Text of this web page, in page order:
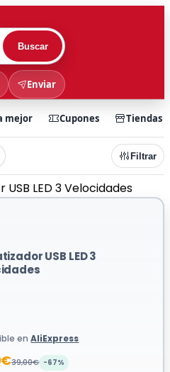
Buscar
Enviar
mejor Cupones Tiendas
Filtrar
LED 3 Velocidades
USB LED 3
enAliExpress
39,00€ -67%